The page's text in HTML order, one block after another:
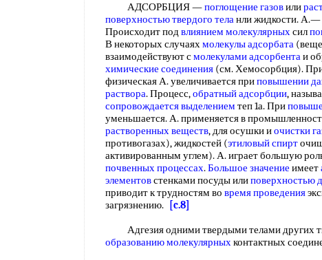
АДСОРБЦИЯ —поглощение газовили
поверхностью твердого теланли жидкости. А.—
Происходит подвлиянием молекулярныхсил
В некоторых случаяхмолекулы адсорбата
взаимодействуют смолекулами адсорбентаи
химические соединения (см. Хемосорбция).
физическая А. увеличивается приповышении
раствора. Процесс,обратный адсорбции,
сопровождается выделением теп 1а. При
уменьшается. А. применяется в
растворенных веществ, для осушки иочистки
противогазах), жидкостей (этиловый спирт
активированным углем). А. играет большую
почвенных процессах.Большое значение имеет
элементовстенками посуды илиповерхностью
приводит к трудностям во время проведения
загрязнению.
[c.8]
Адгезия одними твердыми телами других
образованию молекулярныхконтактных